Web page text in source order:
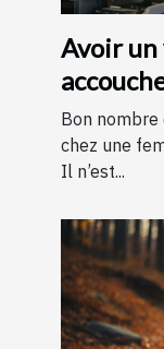
Avoir
parvenir
Bon
chez une
Il n’est...